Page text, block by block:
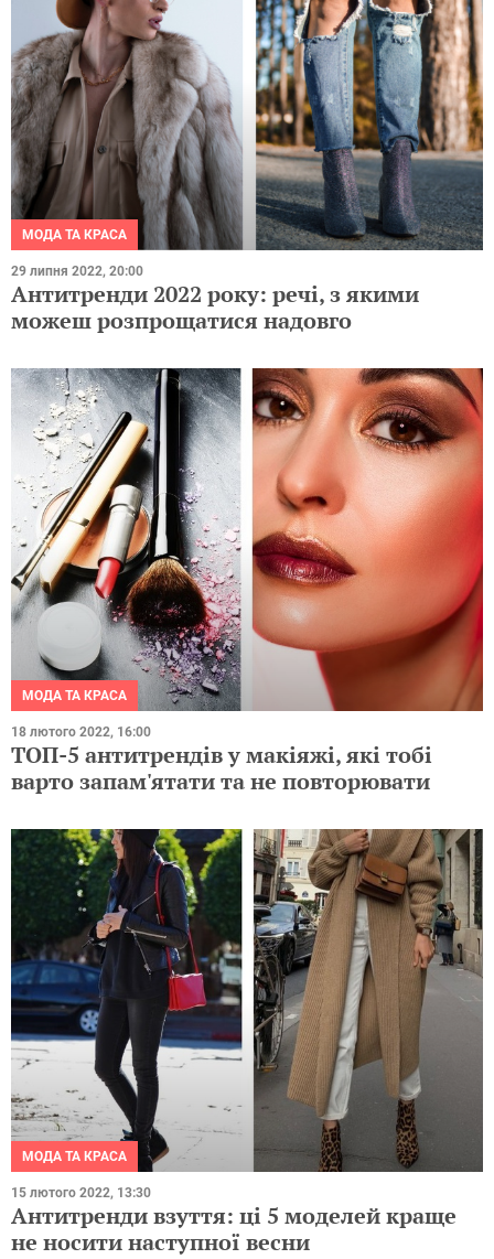
МОДА ТА КРАСА
29 липня 2022, 20:00
Антитренди 2022 року: речі, з якими
можеш розпрощатися надовго
МОДА ТА КРАСА
18 лютого 2022, 16:00
ТОП-5 антитрендів у макіяжі, які тобі
варто запам'ятати та не повторювати
МОДА ТА КРАСА
15 лютого 2022, 13:30
Антитренди взуття: ці 5 моделей краще
не носити наступної весни